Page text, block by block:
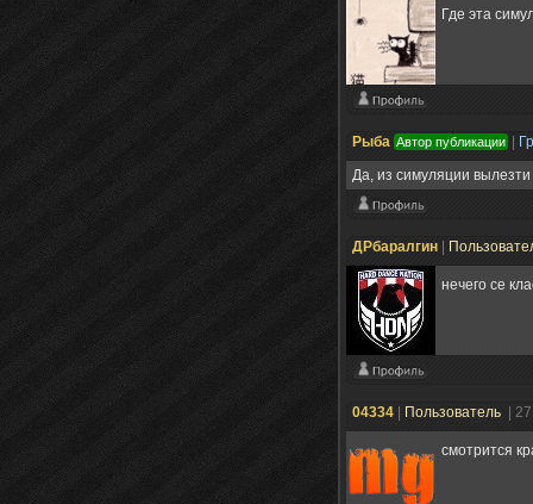
Где эта
Рыба Автор публикации
Да, из симуляции
ДРбаралгин
нечего се
04334 Пользователь |
смотрится